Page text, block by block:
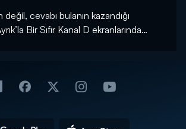
cevabı bulanın kazandığı
Bir Sıfır Kanal D ekranlarında…